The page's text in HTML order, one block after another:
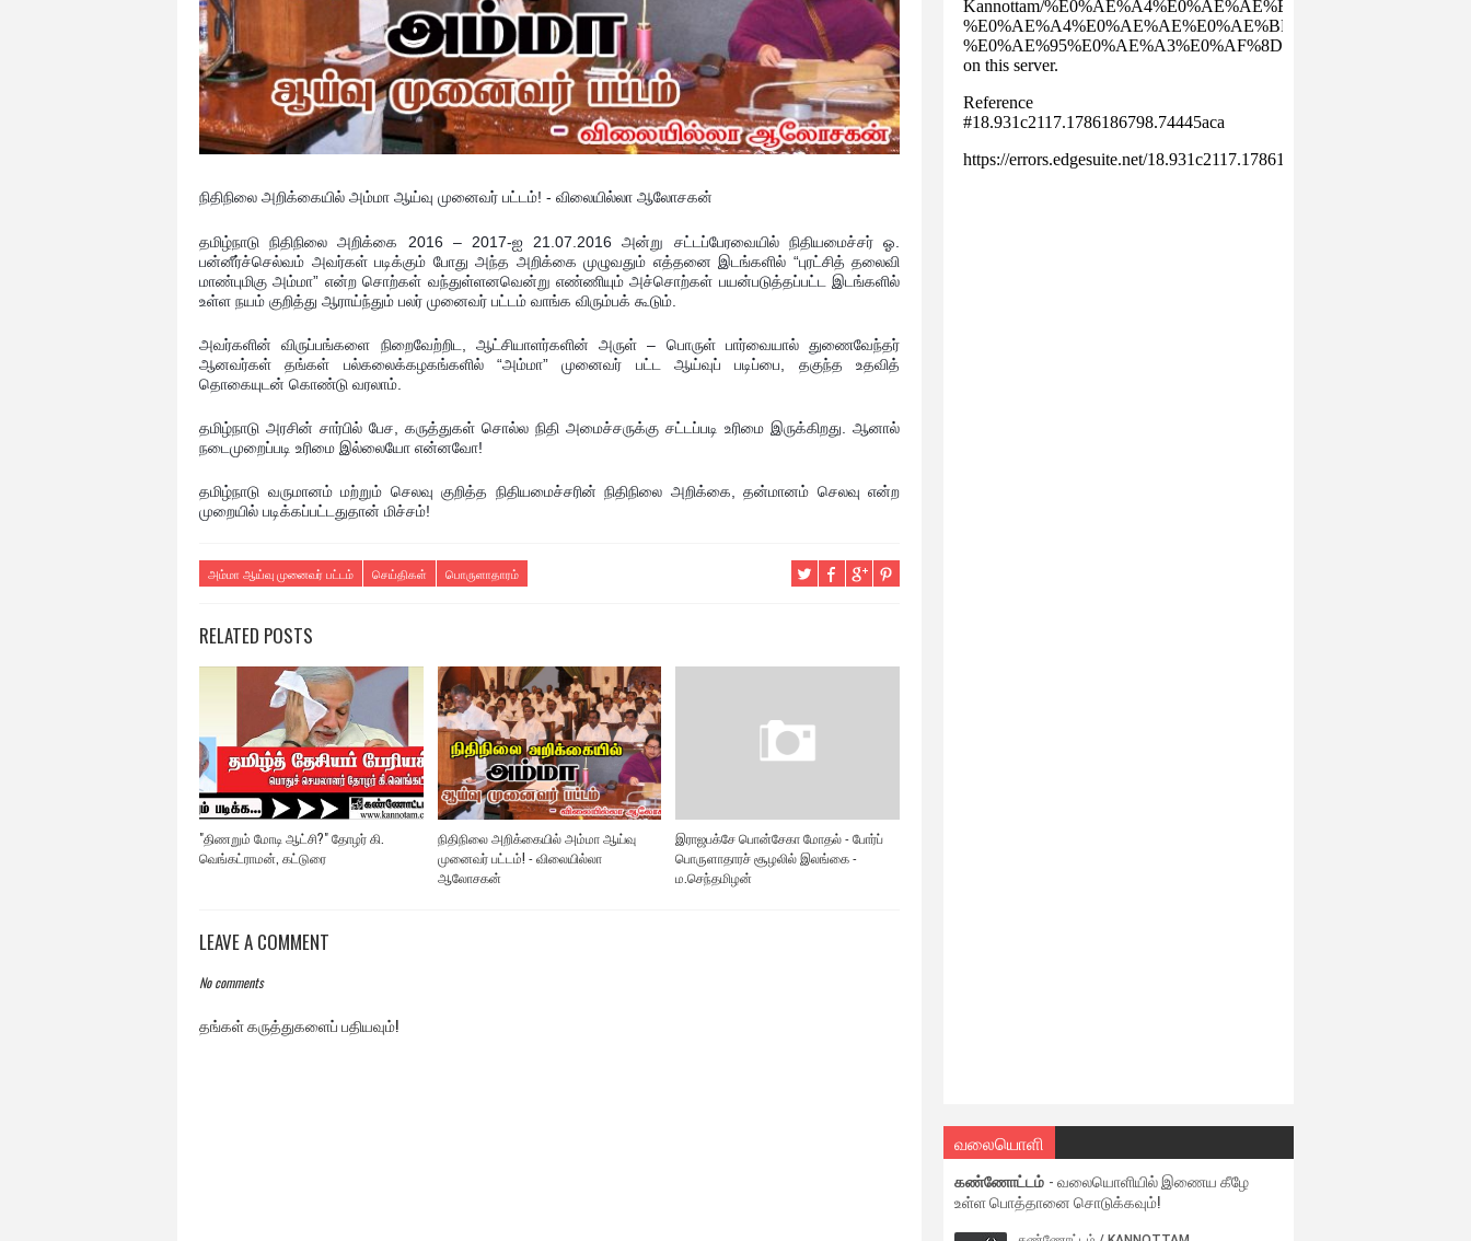
நிதிநிலை அறிக்கையில் அம்மா ஆய்வு முனைவர் பட்டம்! - விலையில்லா ஆலோசகன்
தமிழ்நாடு நிதிநிலை அறிக்கை 2016 – 2017-ஐ 21.07.2016 அன்று சட்டப்பேரவையில் நிதியமைச்சர் ஓ.
பன்னீர்ச்செல்வம் அவர்கள் படிக்கும் போது அந்த அறிக்கை முழுவதும் எத்தனை இடங்களில் “புரட்சித் தலைவி
மாண்புமிகு அம்மா” என்ற சொற்கள் வந்துள்ளனவென்று எண்ணியும் அச்சொற்கள் பயன்படுத்தப்பட்ட இடங்களில்
உள்ள நயம் குறித்து ஆராய்ந்தும் பலர் முனைவர் பட்டம் வாங்க விரும்பக் கூடும்.
அவர்களின் விருப்பங்களை நிறைவேற்றிட, ஆட்சியாளர்களின் அருள் – பொருள் பார்வையால் துணைவேந்தர்
ஆனவர்கள் தங்கள் பல்கலைக்கழகங்களில் “அம்மா” முனைவர் பட்ட ஆய்வுப் படிப்பை, தகுந்த உதவித்
தொகையுடன் கொண்டு வரலாம்.
தமிழ்நாடு அரசின் சார்பில் பேச, கருத்துகள் சொல்ல நிதி அமைச்சருக்கு சட்டப்படி உரிமை இருக்கிறது. ஆனால்
நடைமுறைப்படி உரிமை இல்லையோ என்னவோ!
தமிழ்நாடு வருமானம் மற்றும் செலவு குறித்த நிதியமைச்சரின் நிதிநிலை அறிக்கை, தன்மானம் செலவு என்ற
முறையில் படிக்கப்பட்டதுதான் மிச்சம்!
அம்மா ஆய்வு முனைவர் பட்டம் செய்திகள் பொருளாதாரம்
RELATED POSTS
"திணறும் மோடி ஆட்சி?" தோழர் கி.
வெங்கட்ராமன், கட்டுரை
நிதிநிலை அறிக்கையில் அம்மா ஆய்வு
முனைவர் பட்டம்! - விலையில்லா
ஆலோசகன்
இராஜபக்சே பொன்சேகா மோதல் - போர்ப்
பொருளாதாரச் சூழலில் இலங்கை -
ம.செந்தமிழன்
LEAVE A COMMENT
No comments
தங்கள் கருத்துகளைப் பதியவும்!
வலையொளி
கண்ணோட்டம் - வலையொளியில் இணைய கீழே
உள்ள பொத்தானை சொடுக்கவும்!